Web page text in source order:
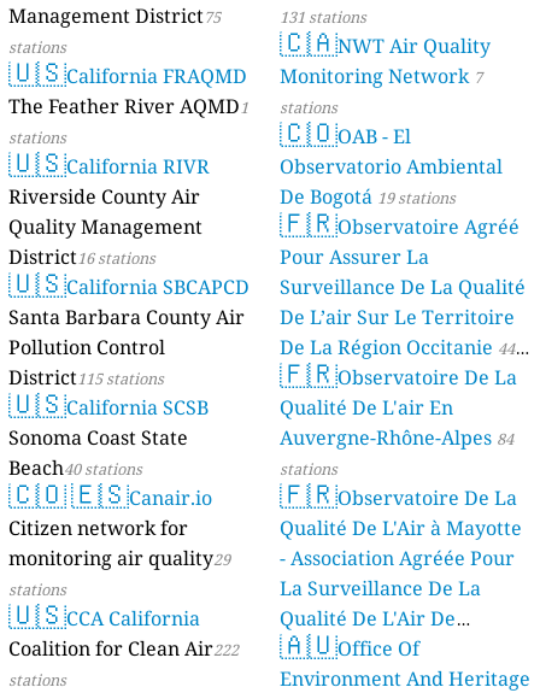
Management District75
stations
🇺🇸California FRAQMD
The Feather River AQMD1
stations
🇺🇸California RIVR
Riverside County Air
Quality Management
District16 stations
🇺🇸California SBCAPCD
Santa Barbara County Air
Pollution Control
District115 stations
🇺🇸California SCSB
Sonoma Coast State
Beach40 stations
🇨🇴🇪🇸Canair.io
Citizen network for
monitoring air quality29
stations
🇺🇸CCA California
Coalition for Clean Air222
stations
131 stations
🇨🇦NWT Air Quality
Monitoring Network 7
stations
🇨🇴OAB - El
Observatorio Ambiental
De Bogotá 19 stations
🇫🇷Observatoire Agréé
Pour Assurer La
Surveillance De La Qualité
De L’air Sur Le Territoire
De La Région Occitanie 44
stations
🇫🇷Observatoire De La
Qualité De L'air En
Auvergne-Rhône-Alpes 84
stations
🇫🇷Observatoire De La
Qualité De L'Air à Mayotte
- Association Agréée Pour
La Surveillance De La
Qualité De L'Air De
Mayotte 4 stations
🇦🇺Office Of
Environment And Heritage